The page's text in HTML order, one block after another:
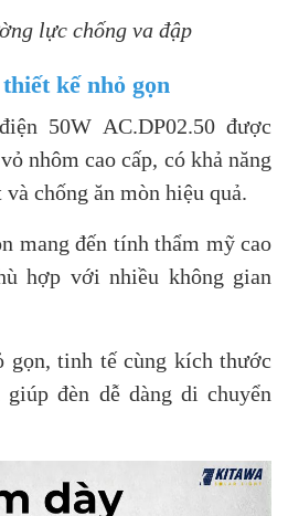
lực chống va đập
kế nhỏ gọn
50W AC.DP02.50 được
nhôm cao cấp, có khả năng
chống ăn mòn hiệu quả.
mang đến tính thẩm mỹ cao
hợp với nhiều không gian
gọn, tinh tế cùng kích thước
giúp đèn dễ dàng di chuyển